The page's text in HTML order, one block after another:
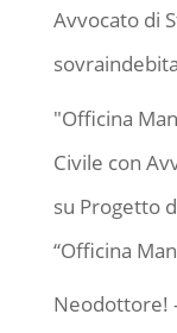
Avvocato di
"Officina
Civile con
su Progetto
“Officina
Neodottore!